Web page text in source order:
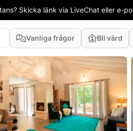
Skicka länk via LiveChat eller e-
Vanliga frågor Bli värd